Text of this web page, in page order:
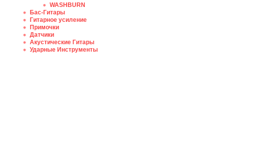
WASHBURN
Бас-Гитары
Гитарное усиление
Примочки
Датчики
Акустические Гитары
Ударные Инструменты